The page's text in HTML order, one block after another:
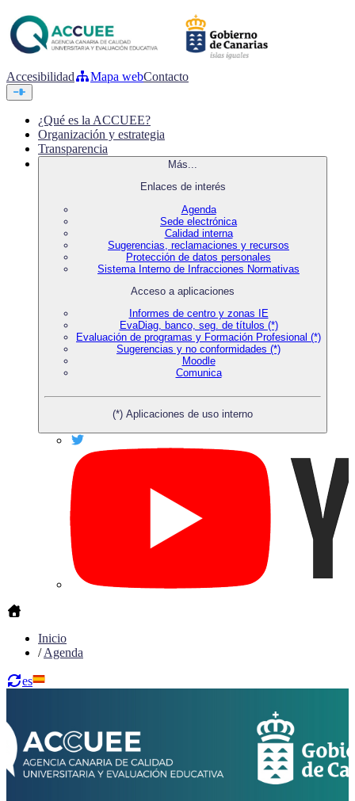
Accesibilidad Mapa webContacto
¿Qué es la ACCUEE?
Organización y estrategia
Transparencia
Más...
Enlaces de interés
Agenda
Sede electrónica
Calidad interna
Sugerencias, reclamaciones y recursos
Protección de datos personales
Sistema Interno de Infracciones Normativas
Acceso a aplicaciones
Informes de centro y zonas IE
EvaDiag, banco, seg. de títulos (*)
Evaluación de programas y Formación Profesional (*)
Sugerencias y no conformidades (*)
Moodle
Comunica
(*) Aplicaciones de uso interno
Inicio
/Agenda
es